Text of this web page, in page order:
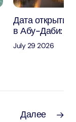
Дата открытия
в Абу-Даби:
July 29 2026
Далее